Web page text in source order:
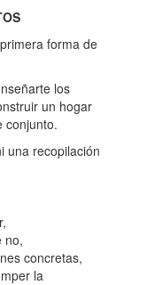
forma de
los
un hogar
conjunto.
una recopilación
no,
concretas,
la